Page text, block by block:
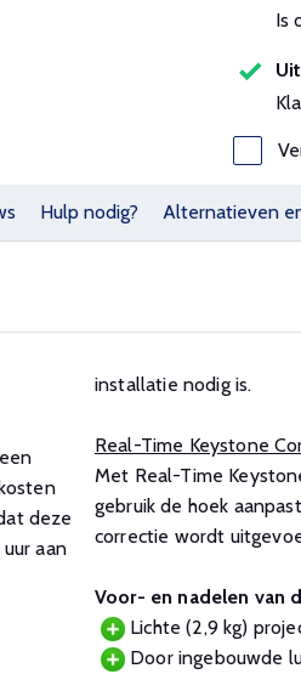
Is
Hulp nodig? Alternatieven
deze
aan
installatie nodig is.
Real-Time Keystone
Met Real-Time
gebruik de hoek
correctie wordt
Voor- en nadelen van
Lichte (2,9 kg)
Door ingebouwde